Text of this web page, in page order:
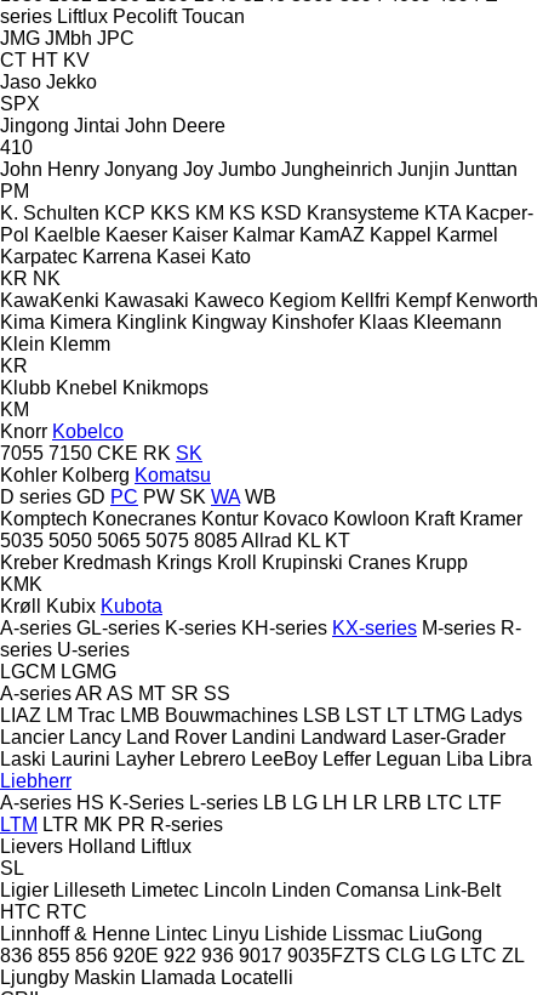
series Liftlux Pecolift Toucan
JMG JMbh JPC
CT HT KV
Jaso Jekko
SPX
Jingong Jintai John Deere
410
John Henry Jonyang Joy Jumbo Jungheinrich Junjin Junttan
PM
K. Schulten KCP KKS KM KS KSD Kransysteme KTA Kacper-
Pol Kaelble Kaeser Kaiser Kalmar KamAZ Kappel Karmel
Karpatec Karrena Kasei Kato
KR NK
KawaKenki Kawasaki Kaweco Kegiom Kellfri Kempf Kenworth
Kima Kimera Kinglink Kingway Kinshofer Klaas Kleemann
Klein Klemm
KR
Klubb Knebel Knikmops
KM
Knorr Kobelco
7055 7150 CKE RK SK
Kohler Kolberg Komatsu
D series GD PC PW SK WA WB
Komptech Konecranes Kontur Kovaco Kowloon Kraft Kramer
5035 5050 5065 5075 8085Allrad KL KT
Kreber Kredmash Krings Kroll Krupinski Cranes Krupp
KMK
Krøll
Kubix Kubota
A-series GL-series K-series KH-series KX-series M-series R-
series U-series
LGCM LGMG
A-seriesAR AS MT SR SS
LIAZ LM Trac LMB Bouwmachines LSB LST LT LTMG Ladys
Lancier Lancy Land Rover Landini Landward Laser-Grader
Laski Laurini Layher Lebrero LeeBoy Leffer Leguan Liba Libra
Liebherr
A-series HS K-Series L-series LB LG LH LR LRB LTC LTF
LTM LTR MK PR R-series
Lievers Holland Liftlux
SL
Ligier Lilleseth Limetec Lincoln Linden Comansa Link-Belt
HTC RTC
Linnhoff & Henne Lintec Linyu Lishide Lissmac LiuGong
836 855 856 920E 922 936 9017 9035FZTS CLG LG LTC ZL
Ljungby Maskin Llamada Locatelli